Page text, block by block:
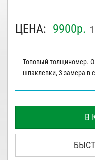
ЦЕНА: 9900р.
Топовый толщиномер.
шпаклевки, 3 замера в
В